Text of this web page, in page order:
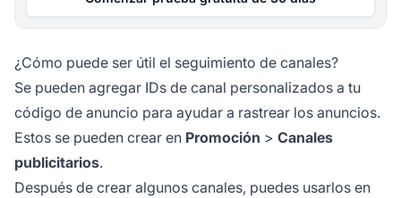
¿Cómo puede ser útil el seguimiento de canales?
Se pueden agregar IDs de canal personalizados a tu
código de anuncio para ayudar a rastrear los anuncios.
Estos se pueden crear en Promoción > Canales
publicitarios.
Después de crear algunos canales, puedes usarlos en